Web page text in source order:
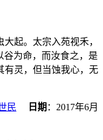
起。太宗入苑视禾，
谷为命，而汝食之，是
有灵，但当蚀我心，无
民 日期 ： 2017年6月